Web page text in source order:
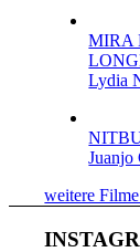
MIRA
Lydia
Juanjo
weitere